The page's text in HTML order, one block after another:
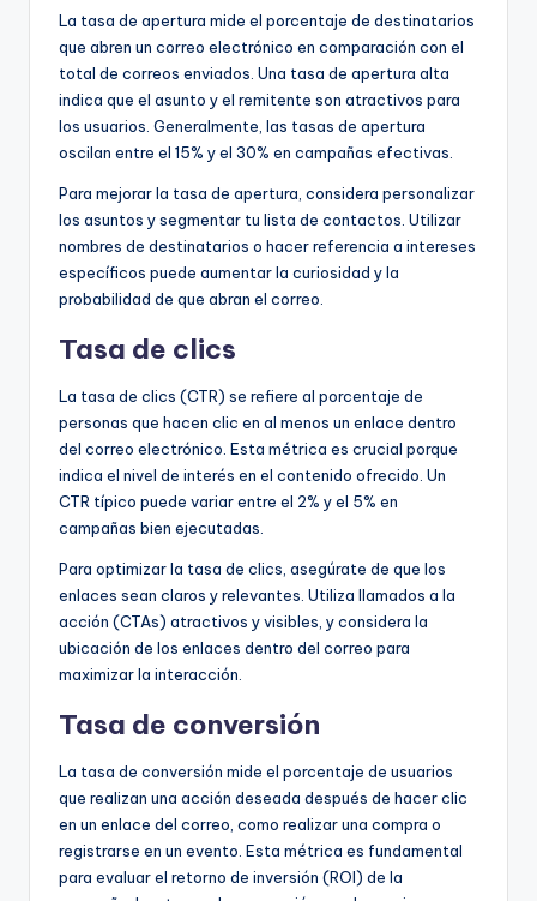
La tasa de apertura mide el porcentaje de destinatarios
que abren un correo electrónico en comparación con el
total de correos enviados. Una tasa de apertura alta
indica que el asunto y el remitente son atractivos para
los usuarios. Generalmente, las tasas de apertura
oscilan entre el 15% y el 30% en campañas efectivas.
Para mejorar la tasa de apertura, considera personalizar
los asuntos y segmentar tu lista de contactos. Utilizar
nombres de destinatarios o hacer referencia a intereses
específicos puede aumentar la curiosidad y la
probabilidad de que abran el correo.
Tasa de clics
La tasa de clics (CTR) se refiere al porcentaje de
personas que hacen clic en al menos un enlace dentro
del correo electrónico. Esta métrica es crucial porque
indica el nivel de interés en el contenido ofrecido. Un
CTR típico puede variar entre el 2% y el 5% en
campañas bien ejecutadas.
Para optimizar la tasa de clics, asegúrate de que los
enlaces sean claros y relevantes. Utiliza llamados a la
acción (CTAs) atractivos y visibles, y considera la
ubicación de los enlaces dentro del correo para
maximizar la interacción.
Tasa de conversión
La tasa de conversión mide el porcentaje de usuarios
que realizan una acción deseada después de hacer clic
en un enlace del correo, como realizar una compra o
registrarse en un evento. Esta métrica es fundamental
para evaluar el retorno de inversión (ROI) de la